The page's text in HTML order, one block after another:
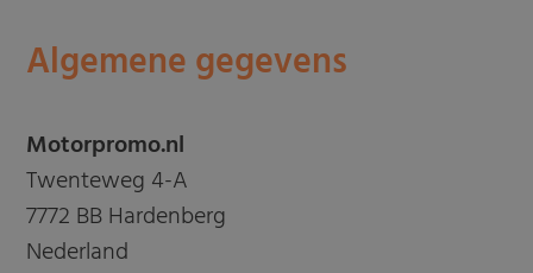
Algemene gegevens
Motorpromo.nl
Twenteweg 4-A
7772 BB Hardenberg
Nederland